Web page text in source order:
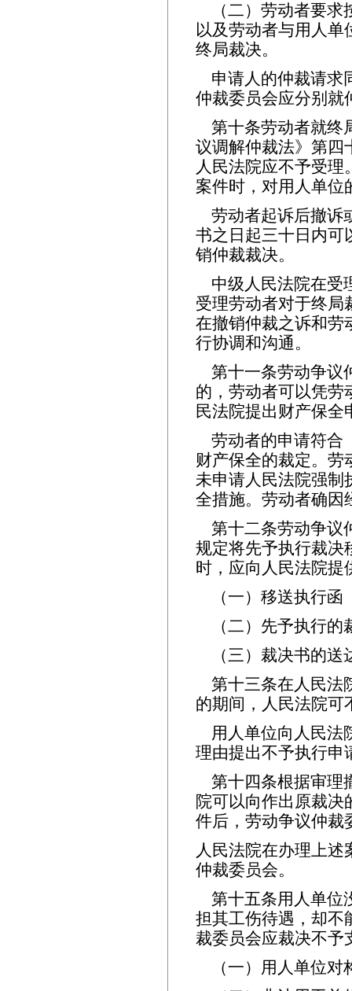
（二）劳动者要
以及劳动者与用人
终局裁决。
申请人的仲裁请求
仲裁委员会应分别就
第十条劳动者就终
议调解仲裁法》第四
人民法院应不予受
案件时，对用人单位
劳动者起诉后撤诉
书之日起三十日内可
销仲裁裁决。
中级人民法院在受
受理劳动者对于终局
在撤销仲裁之诉和劳
行协调和沟通。
第十一条劳动争议
的，劳动者可以凭劳
民法院提出财产保全
劳动者的申请符合
财产保全的裁定。劳
未申请人民法院强制
全措施。劳动者确因
第十二条劳动争议
规定将先予执行裁决
时，应向人民法院提
（一）移送执行
（二）先予执行的
（三）裁决书的送
第十三条在人民法
的期间，人民法院可
用人单位向人民法
理由提出不予执行申
第十四条根据审理
院可以向作出原裁决
件后，劳动争议仲裁
人民法院在办理上
仲裁委员会。
第十五条用人单位
担其工伤待遇，却不
裁委员会应裁决不予
（一）用人单位